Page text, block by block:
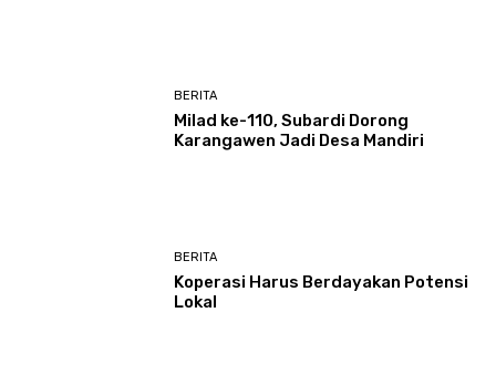
BERITA
Milad ke-110, Subardi Dorong
Karangawen Jadi Desa Mandiri
BERITA
Koperasi Harus Berdayakan Potensi
Lokal